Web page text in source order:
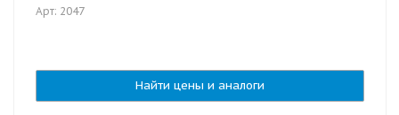
Арт: 2047
Найти цены и аналоги